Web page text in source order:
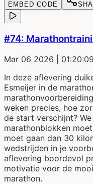
EMBED CODE
#74:
Mar 06 2026 | 01:20:09
In deze aflevering
Esmeijer in de
weken precies, hoe
de start verschijnt?
marathonblokken
moet gaan dan 30
wedstrijden in je
aflevering boordevol
motivatie voor de
marathon.